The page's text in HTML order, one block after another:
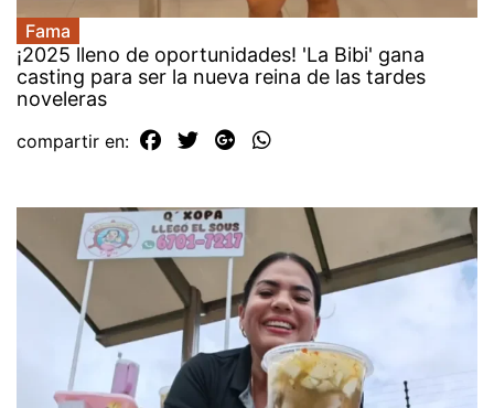
Fama
¡2025 lleno de oportunidades! 'La Bibi' gana
casting para ser la nueva reina de las tardes
noveleras
compartir en: